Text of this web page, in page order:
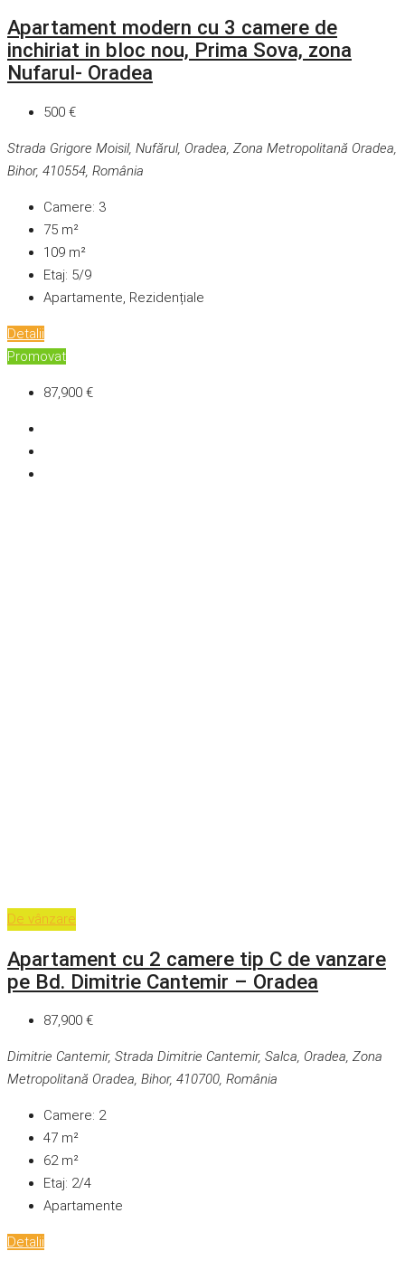
Apartament modern cu 3 camere de
inchiriat in bloc nou, Prima Sova, zona
Nufarul- Oradea
500 €
Strada Grigore Moisil, Nufărul, Oradea, Zona Metropolitană Oradea,
Bihor, 410554, România
Camere: 3
75 m²
109 m²
Etaj: 5/9
Apartamente, Rezidențiale
Detalii
Promovat
87,900 €
De vânzare
Apartament cu 2 camere tip C de vanzare
pe Bd. Dimitrie Cantemir – Oradea
87,900 €
Dimitrie Cantemir, Strada Dimitrie Cantemir, Salca, Oradea, Zona
Metropolitană Oradea, Bihor, 410700, România
Camere: 2
47 m²
62m²
Etaj: 2/4
Apartamente
Detalii